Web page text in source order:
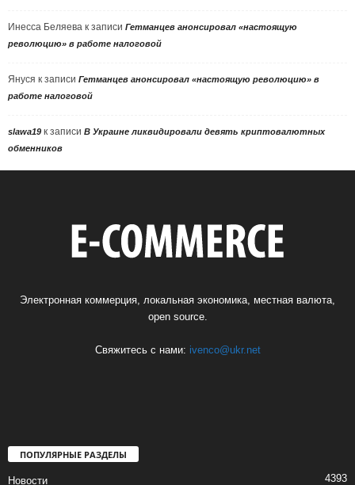
Инесса Беляева к записи Гетманцев анонсировал «настоящую
революцию» в работе налоговой
Януся к записи Гетманцев анонсировал «настоящую революцию» в
работе налоговой
slawa19 к записи В Украине ликвидировали девять криптовалютных
обменников
Электронная коммерция, локальная экономика, местная валюта,
open source.
Свяжитесь с нами: ivenco@ukr.net
ПОПУЛЯРНЫЕ РАЗДЕЛЫ
Новости 4393